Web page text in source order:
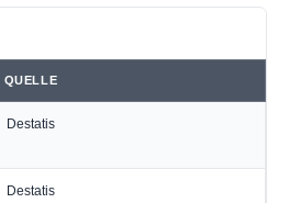
QUELLE
Destatis
Destatis